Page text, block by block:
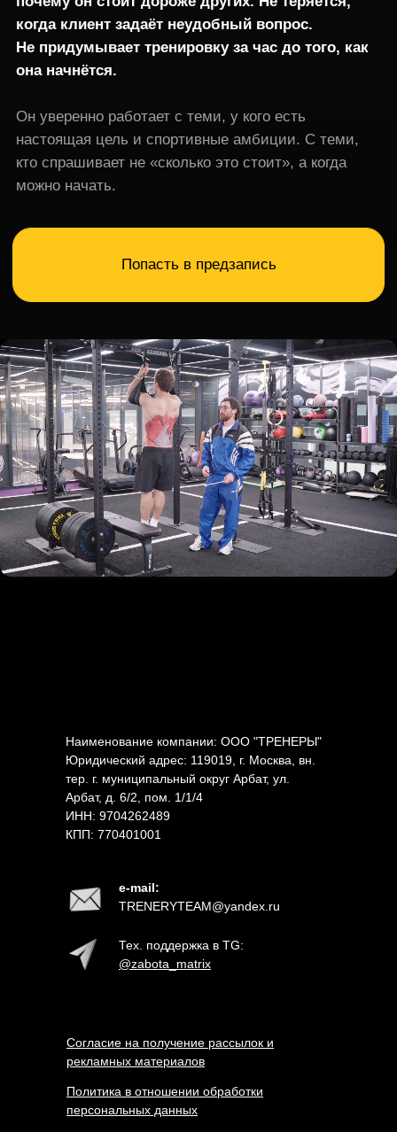
Согласие на получение рассылок и
рекламных материалов
Политика в отношении обработки
персональных данных
Наименование компании: ООО "ТРЕНЕРЫ"
Юридический адрес: 119019, г. Москва, вн.
тер. г. муниципальный округ Арбат, ул.
Арбат, д. 6/2, пом. 1/1/4
ИНН: 9704262489
КПП: 770401001
e-mail:
TRENERYTEAM@yandex.ru
Тех. поддержка в TG:
@zabota_ matrix